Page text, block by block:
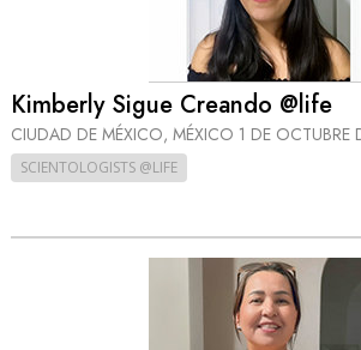
Kimberly Sigue Creando @life
CIUDAD DE MÉXICO, MÉXICO 1 DE OCTUBRE
SCIENTOLOGISTS @LIFE